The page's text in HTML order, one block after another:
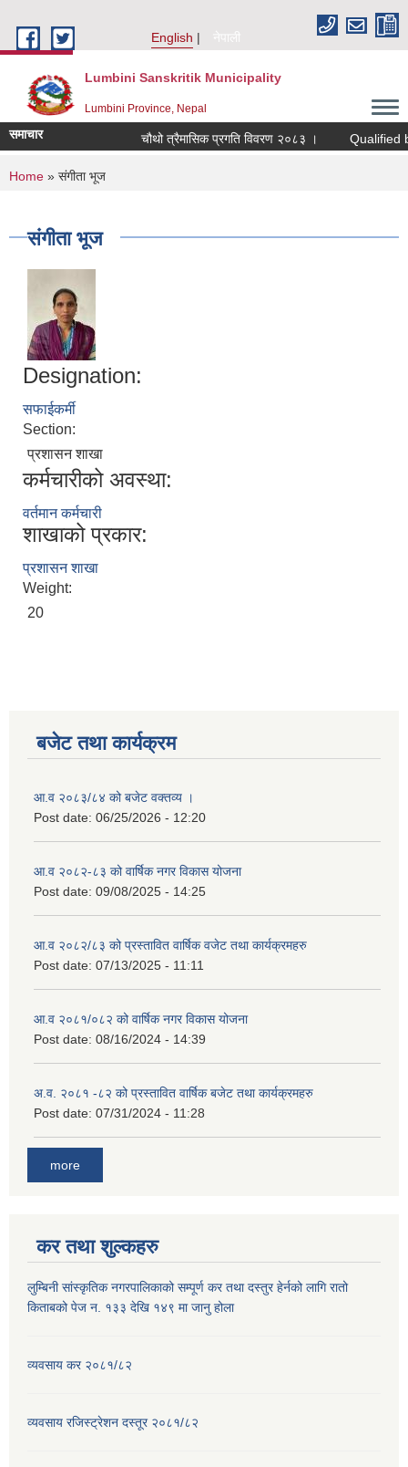
English
नेपाली
Lumbini Sanskritik Municipality
Lumbini Province, Nepal
समाचार चौथो त्रैमासिक प्रगति विवरण २०८३ । Qualified
You are here
Home » संगीता भूज
संगीता भूज
Designation:
सफाईकर्मी
Section:
प्रशासन शाखा
कर्मचारीको अवस्था:
वर्तमान कर्मचारी
शाखाको प्रकार:
प्रशासन शाखा
Weight:
20
बजेट तथा कार्यक्रम
आ.व २०८३/८४ को बजेट वक्तव्य ।
Post date: 06/25/2026 - 12:20
आ.व २०८२-८३ को वार्षिक नगर विकास योजना
Post date: 09/08/2025 - 14:25
आ.व २०८२/८३ को प्रस्तावित वार्षिक वजेट तथा कार्यक्रमहरु
Post date: 07/13/2025 - 11:11
आ.व २०८१/०८२ को वार्षिक नगर विकास योजना
Post date: 08/16/2024 - 14:39
अ.व. २०८१ -८२ को प्रस्तावित वार्षिक बजेट तथा कार्यक्रमहरु
Post date: 07/31/2024 - 11:28
more
कर तथा शुल्कहरु
लुम्बिनी सांस्कृतिक नगरपालिकाको सम्पूर्ण कर तथा दस्तुर हेर्नको लागि रातो
किताबको पेज न. १३३ देखि १४९ मा जानु होला
व्यवसाय कर २०८१/८२
व्यवसाय रजिस्ट्रेशन दस्तूर २०८१/८२